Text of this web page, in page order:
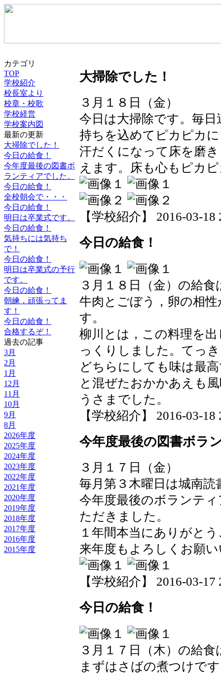
カテゴリ
TOP
学校紹介
校長室より
校章・校歌
学校経営
学校案内図
最新の更新
大掃除でした！
今日の給食！
今年度最後の図書ボ
ランティアでした。
今日の給食！
全校朝会で・・・
今日の給食！
明日は卒業式です。
今日の給食！
気持ちには気持ち
で！
今日の給食！
明日は卒業式の予行
です。
今日の給食！
朝練，頑張ってま
す！
今日の給食！
合格するぞ！
過去の記事
3月
2月
1月
12月
11月
10月
9月
8月
2026年度
2025年度
2024年度
2023年度
2022年度
2021年度
2020年度
2019年度
2018年度
2017年度
2016年度
2015年度
大掃除でした！
３月１８日（金）
今日は大掃除です。毎
持ちを込めてピカピカ
汗だくになって床を磨
えます。床も心もピカ
【学校紹介】 2016-03-18
今日の給食！
３月１８日（金）の給
牛肉とごぼう，卵の相
す。
柳川とは，この料理を
っくりしました。てっ
どちらにしても味は最
と混ぜたおかかあえも
うさまでした。
【学校紹介】 2016-03-18
今年度最後の図書ボラ
３月１７日（金）
毎月第３木曜日は城南読
今年度最後のボランテ
ただきました。
１年間本当にありがと
来年度もよろしくお願
【学校紹介】 2016-03-17
今日の給食！
３月１７日（木）の給
まずはさばの煮つけで